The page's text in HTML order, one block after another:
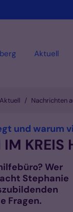
Aktuell
Aktuell Nachrichten
und warum
KREIS
Wer
Stephanie
Fragen.